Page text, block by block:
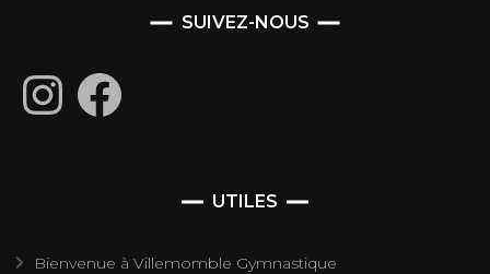
SUIVEZ-NOUS
InstagramFacebook
UTILES
Bienvenue à Villemomble Gymnastique